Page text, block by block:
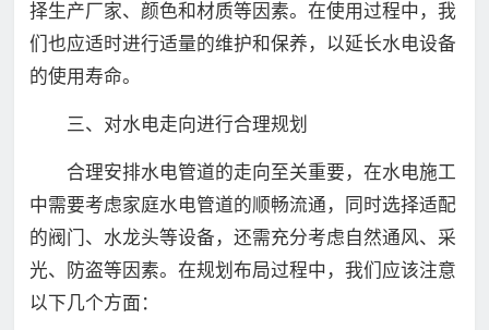
择生产厂家、颜色和材质等因素。在使用过程中，我
们也应适时进行适量的维护和保养，以延长水电设备
的使用寿命。
三、对水电走向进行合理规划
合理安排水电管道的走向至关重要，在水电施工
中需要考虑家庭水电管道的顺畅流通，同时选择适配
的阀门、水龙头等设备，还需充分考虑自然通风、采
光、防盗等因素。在规划布局过程中，我们应该注意
以下几个方面：